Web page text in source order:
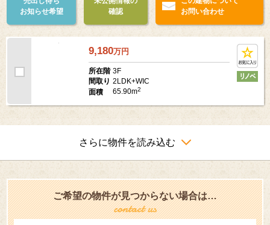
1972年6月
24時間ゴミ出し可 管理人常駐
未公開情報の
確認
この建物について
9,180
間取り 2LDK+WIC
さらに物件を読み込む